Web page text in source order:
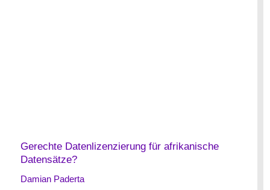
Gerechte Datenlizenzierung für afrikanische
Datensätze?
Damian Paderta